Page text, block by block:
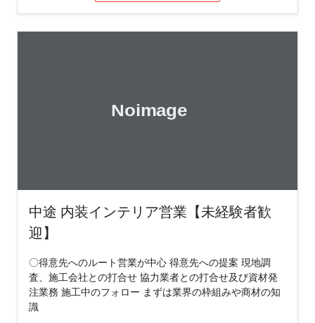
中途 内装インテリア営業【未経験者歓
迎】
〇得意先へのルート営業が中心 得意先への提案 現地調
査、施工会社との打合せ 協力業者との打合せ及び資材発
注業務 施工中のフォロー まずは業界の枠組みや商材の知
識